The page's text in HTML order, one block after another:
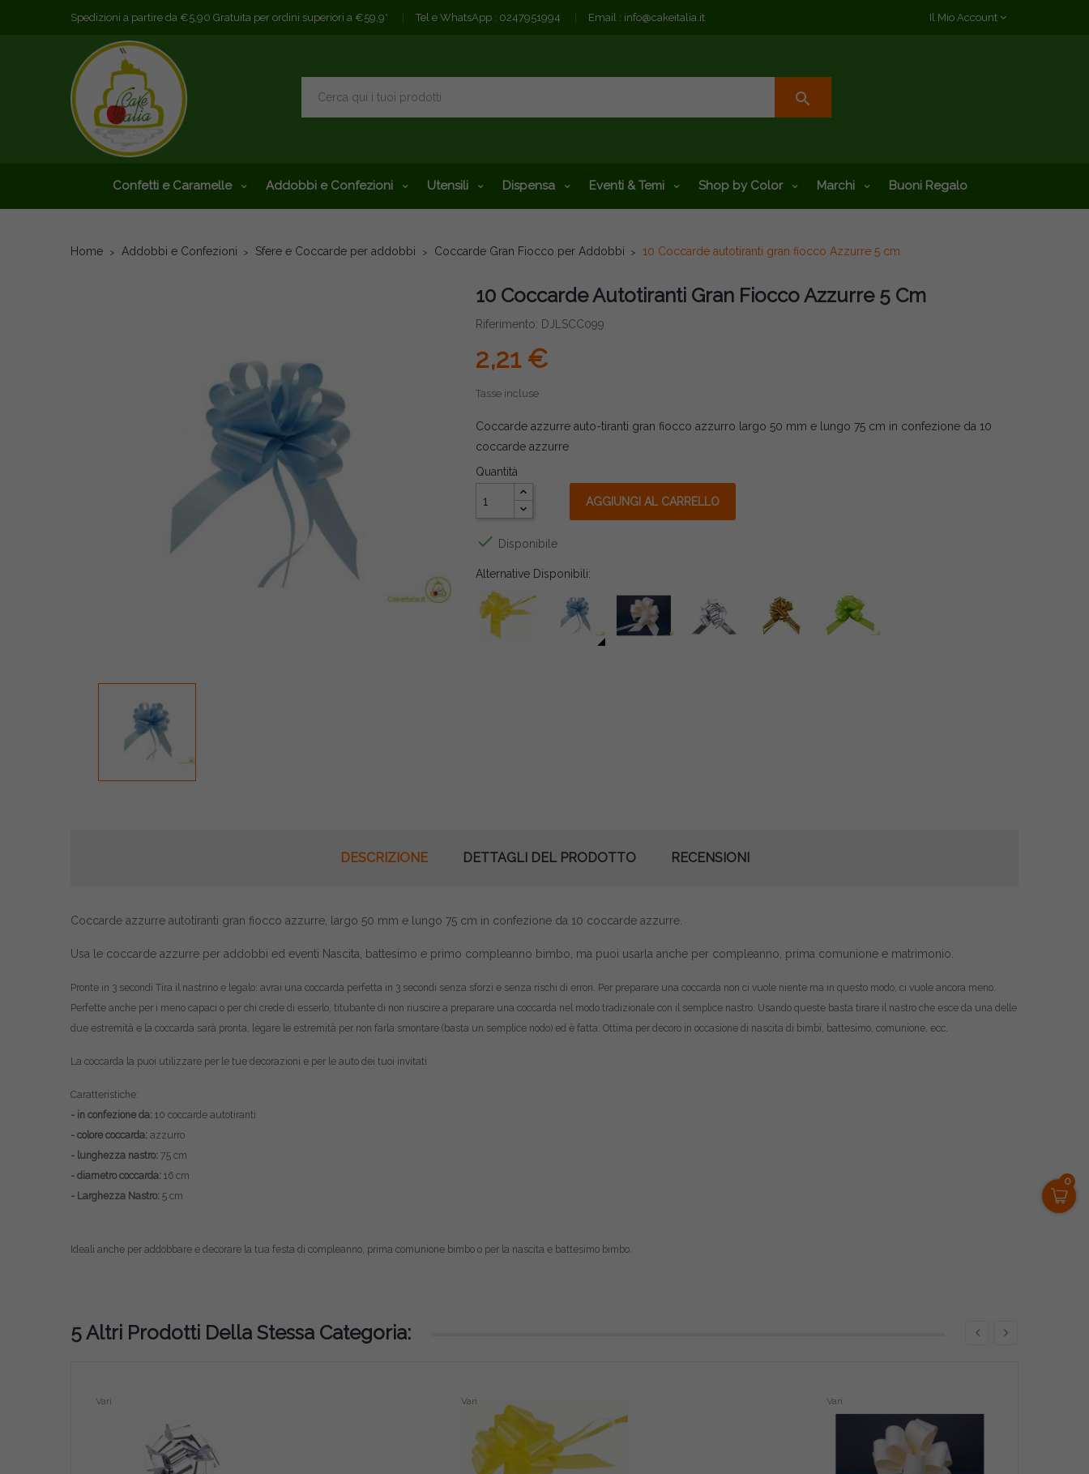
0
Spedizioni a partire da €5,90 Gratuita per ordini superiori a €59,9* Tel e WhatsApp : 0247951994 Email : info@cakeitalia.it Il Mio Account
search
Confetti e Caramelle Addobbi e Confezioni Utensili Dispensa Eventi & Temi Shop by Color Marchi Buoni Regalo
Home Addobbi e Confezioni Sfere e Coccarde per addobbi Coccarde Gran Fiocco per Addobbi 10 Coccarde autotiranti gran fiocco Azzurre 5 cm
10 Coccarde Autotiranti Gran Fiocco Azzurre 5 Cm
Riferimento: DJLSCC099
2,21 €
Tasse incluse
Coccarde azzurre auto-tiranti gran fiocco azzurro largo 50 mm e lungo 75 cm in confezione da 10
coccarde azzurre
Quantità
AGGIUNGI AL CARRELLO
 Disponibile
Alternative Disponibili:
DESCRIZIONE DETTAGLI DEL PRODOTTO RECENSIONI
Coccarde azzurre autotiranti gran fiocco azzurre, largo 50 mm e lungo 75 cm in confezione da 10 coccarde azzurre.
Usa le coccarde azzurre per addobbi ed eventi Nascita, battesimo e primo compleanno bimbo, ma puoi usarla anche per compleanno, prima comunione e matrimonio.
Pronte in 3 secondi Tira il nastrino e legalo: avrai una coccarda perfetta in 3 secondi senza sforzi e senza rischi di errori. Per preparare una coccarda non ci vuole niente ma in questo modo, ci vuole ancora meno.
Perfette anche per i meno capaci o per chi crede di esserlo, titubante di non riuscire a preparare una coccarda nel modo tradizionale con il semplice nastro. Usando queste basta tirare il nastro che esce da una delle
due estremità e la coccarda sarà pronta, legare le estremità per non farla smontare (basta un semplice nodo) ed è fatta. Ottima per decoro in occasione di nascita di bimbi, battesimo, comunione, ecc.
La coccarda la puoi utilizzare per le tue decorazioni e per le auto dei tuoi invitati
Caratteristiche:
- in confezione da: 10 coccarde autotiranti
- colore coccarda: azzurro
- lunghezza nastro: 75 cm
- diametro coccarda: 16 cm
- Larghezza Nastro: 5 cm
Ideali anche per addobbare e decorare la tua festa di compleanno, prima comunione bimbo o per la nascita e battesimo bimbo.
5 Altri Prodotti Della Stessa Categoria:
Vari Vari Vari